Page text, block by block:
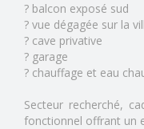
? balcon exposé sud
? vue dégagée sur la
? cave privative
? garage
? chauffage et eau
Secteur recherché,
fonctionnel offrant un